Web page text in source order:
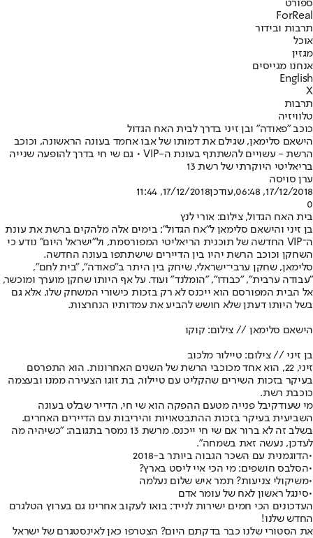
ספורט
ForReal
תרבות ובידור
אוכל
מגזין
אנחנו מגייסים
English
X
תרבות
טלוויזיה
כוכב "פאודה" ובן זיני בדרך לבית האח הגדול
הישאם סלימאן, שגילם את דמותו של אבו אחמד בעונה הראשונה, וכוכב
הרשת - עשויים להשתתף בעונת ה-VIP • גם שי חי בדרך להופעה שנייה
בריאליטי היוקרתי של רשת 13
ערן סויסה
17/12/2018, 06:48
,עודכן17/12/2018, 11:44
0
בית האח הגדול, צילום: אורי לנץ
בן זיני והישאם סלימאן ל"אח הגדול": בימים אלה מלהקים ברשת את עונת
ה־VIP החדשה של תוכנית הריאליטי המפורסמת, ול"ישראל היום" נודע כי
השחקן וכוכב הרשת יהיו בין הדיירים שישתתפו בעונה החדשה.
סלימאן, שחקן ערבי־ישראלי, שיחק בין היתר ב"פאודה", "בית לחם",
"עבודה ערבית", "כבודו", "הומלנד" ועוד. על אף היותו שחקן מוערך ומוכשר,
אל הבית המפורסם הוא ייכנס לא רק בזכות כישורי המשחק שלו, אלא גם
בשל היותו דעתן שלא חושש להביע את עמדותיו הנחרצות.
הישאם סלימאן // צילום: קוקו
בן זיני // צילום: טיילור מלכוב
זיני, 22, הוא אחד מכוכבי הרשת של השנים האחרונות. הוא התפרסם
בעיקר בזכות השירים שהקליט עם טיילור, בת זוגו הצעירה ממנו ובעצמה
כוכבת רשת.
מי שעודקיבל פנייה מטעם ההפקה הוא שי חי, הדייר שבלט בעונה
השביעית בעיקר בזכות ההתבטאויות והיריבות עם הדיירים האחרים.
בשלב זה לא ברור אם שי חי ייכנס. מרשת 13 נמסר בתגובה: "כשיהיה מה
לעדכן, נעשה זאת בשמחה".
•הדוגמנית עם השכר הגבוה ביותר ב-2018
•הסלבס חושפים: מי הכי איי ליסט בארץ?
•משיקולי צניעות? תמר איש שלום נעלמה
•סינגל ראשון לאח של עומר אדם
העדכונים הכי חמים ישירות לנייד: בואו לעקוב אחרינו גם בערוץ הטלגרם
החדש שלנו!
את הסטורי שלנו כבר בדקתם היום? הצטרפו כאן לאינסטגרם של ישראל